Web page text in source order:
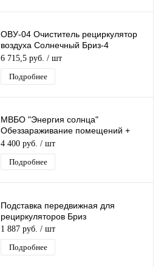
ОВУ-04 Очиститель рециркулятор
воздуха Солнечный Бриз-4
Ультрафиолетовый
противовирусный Бактерицидн
6 715,5 руб. / шт
Подробнее
МВБО "Энергия солнца"
Обеззараживание помещений +
мини-солярий (2 в 1)
4 400 руб. / шт
Подробнее
Подставка передвижная для
рециркуляторов Бриз
1 887 руб. / шт
Подробнее